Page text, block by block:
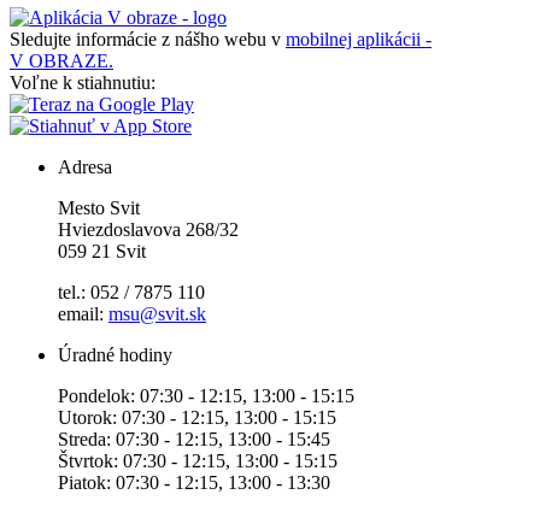
Sledujte informácie z nášho webu v mobilnej aplikácii -
V OBRAZE.
Voľne k stiahnutiu:
Adresa
Mesto Svit
Hviezdoslavova 268/32
059 21 Svit
tel.: 052 / 7875 110
email: msu@svit.sk
Úradné hodiny
Pondelok: 07:30 - 12:15, 13:00 - 15:15
Utorok: 07:30 - 12:15, 13:00 - 15:15
Streda: 07:30 - 12:15, 13:00 - 15:45
Štvrtok: 07:30 - 12:15, 13:00 - 15:15
Piatok: 07:30 - 12:15, 13:00 - 13:30